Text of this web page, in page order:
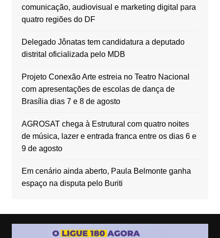
comunicação, audiovisual e marketing digital para
quatro regiões do DF
Delegado Jônatas tem candidatura a deputado
distrital oficializada pelo MDB
Projeto Conexão Arte estreia no Teatro Nacional
com apresentações de escolas de dança de
Brasília dias 7 e 8 de agosto
AGROSAT chega à Estrutural com quatro noites
de música, lazer e entrada franca entre os dias 6 e
9 de agosto
Em cenário ainda aberto, Paula Belmonte ganha
espaço na disputa pelo Buriti